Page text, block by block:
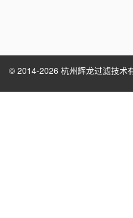
© 2014-2026 杭州辉龙过滤技术